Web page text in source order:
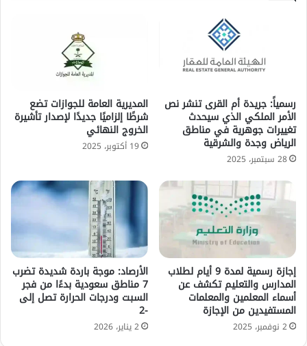
رسمياً: جريدة أم القرى تنشر نص
الأمر الملكي الذي سيحدث
تغييرات جوهرية في مناطق
الرياض وجدة والشرقية
28 سبتمبر، 2025
المديرية العامة للجوازات تضع
شرطًا إلزاميًا جديدًا لإصدار تأشيرة
الخروج النهائي
19 أكتوبر، 2025
إجازة رسمية لمدة 9 أيام لطلاب
المدارس والتعليم تكشف عن
أسماء المعلمين والمعلمات
المستفيدين من الإجازة
2 نوفمبر، 2025
الأرصاد: موجة باردة شديدة تضرب
7 مناطق سعودية بدءًا من فجر
السبت ودرجات الحرارة تصل إلى
-2
2 يناير، 2026